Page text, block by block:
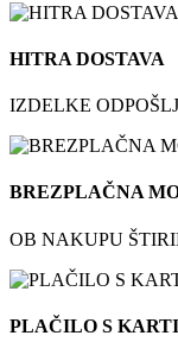
HITRA DOSTAVA
IZDELKE
BREZPLAČNA
OB NAKUPU
PLAČILO S